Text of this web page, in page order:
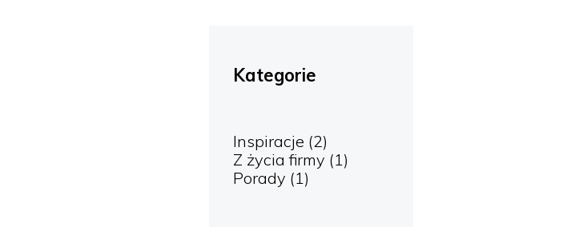
Kategorie
Inspiracje (2)
Z życia firmy (1)
Porady (1)